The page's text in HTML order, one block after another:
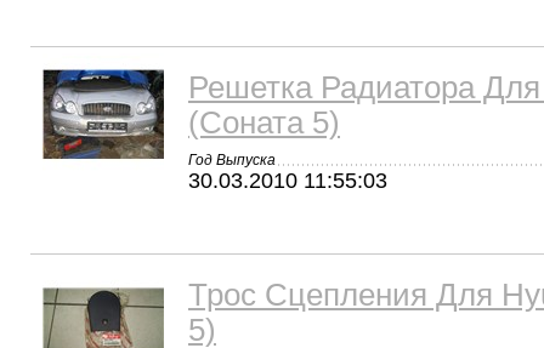
Решетка Радиатора
(Соната 5)
Год Выпуска
30.03.2010 11:55:03
Трос Сцепления Для
5)